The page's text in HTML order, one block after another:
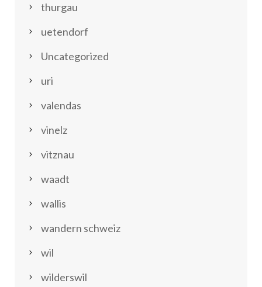
thurgau
uetendorf
Uncategorized
uri
valendas
vinelz
vitznau
waadt
wallis
wandern schweiz
wil
wilderswil